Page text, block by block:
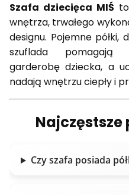
Szafa dziecięca MIŚ
wnętrza, trwałego
designu. Pojemne półki,
szuflada pomagają
garderobę dziecka, a
nadają wnętrzu ciepły i
Czy szafa posiada